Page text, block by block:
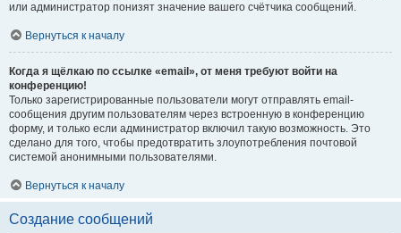
или администратор понизят значение вашего счётчика сообщений.
Вернуться к началу
Когда я щёлкаю по ссылке «email», от меня требуют войти на
конференцию!
Только зарегистрированные пользователи могут отправлять email-
сообщения другим пользователям через встроенную в конференцию
форму, и только если администратор включил такую возможность. Это
сделано для того, чтобы предотвратить злоупотребления почтовой
системой анонимными пользователями.
Вернуться к началу
Создание сообщений